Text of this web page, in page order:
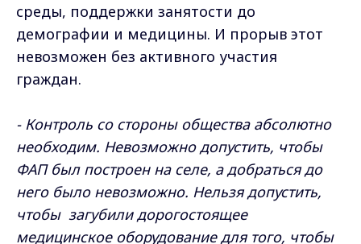
среды, поддержки занятости до
демографии и медицины. И прорыв этот
невозможен без активного участия
граждан.
- Контроль со стороны общества абсолютно
необходим. Невозможно допустить, чтобы
ФАП был построен на селе, а добраться до
него было невозможно. Нельзя допустить,
чтобы загубили дорогостоящее
медицинское оборудование для того, чтобы